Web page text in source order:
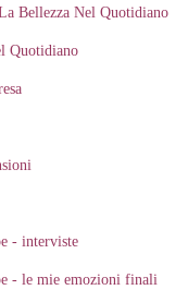
Bellezza Nel Quotidiano
Quotidiano
- interviste
- le mie emozioni finali